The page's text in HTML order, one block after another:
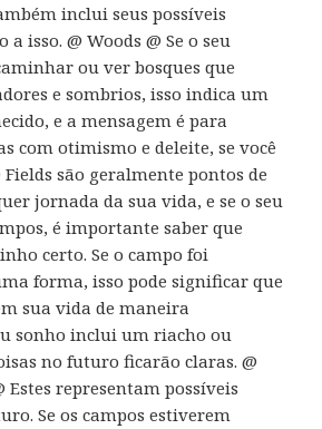
inclui seus possíveis
isso. @ Woods @ Se o seu
ou ver bosques que
e sombrios, isso indica um
e a mensagem é para
com otimismo e deleite, se você
Fields são geralmente pontos de
jornada da sua vida, e se o seu
é importante saber que
certo. Se o campo foi
forma, isso pode significar que
sua vida de maneira
sonho inclui um riacho ou
no futuro ficarão claras. @
Estes representam possíveis
Se os campos estiverem